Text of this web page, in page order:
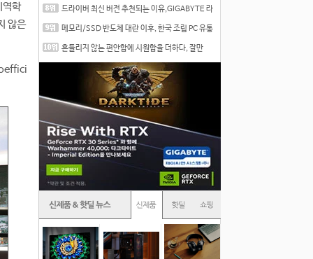
역학
않은
드라이버 최신 버전 추천되는 이유,GIGABYTE 라
메모리/SSD 반도체 대란 이후, 한국 조립 PC 유통
흔들리지 않는 편안함에 시원함을 더하다, 잘만